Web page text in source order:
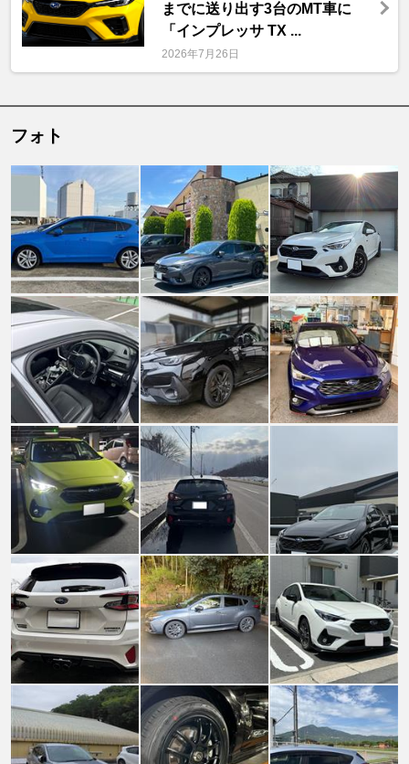
までに送り出す3台のMT車に
「インプレッサ TX ...
2026年7月26日
フォト